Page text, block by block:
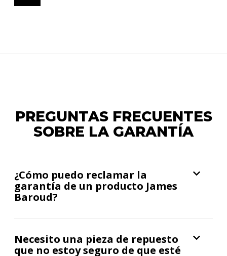
PREGUNTAS FRECUENTES
SOBRE LA GARANTÍA
¿Cómo puedo reclamar la
garantía de un producto James
Baroud?
Necesito una pieza de repuesto
que no estoy seguro de que esté